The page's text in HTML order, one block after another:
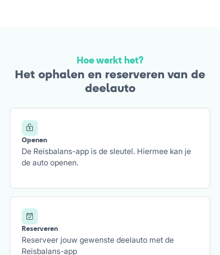
Hoe werkt het?
Het ophalen en reserveren van de
deelauto
Openen
De Reisbalans-app is de sleutel. Hiermee kan je
de auto openen.
Reserveren
Reserveer jouw gewenste deelauto met de
Reisbalans-app